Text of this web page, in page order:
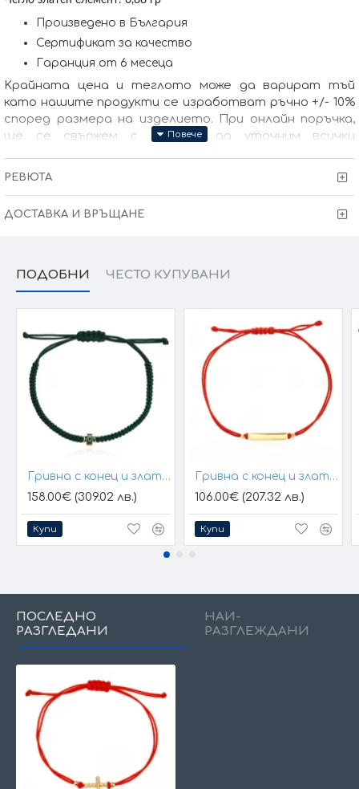
Произведено в България
Сертификат за качество
Гаранция от 6 месеца
Kрайната цена и теглото може да варират тъй
като нашите продукти се изработват ръчно +/- 10%
според размера на изделието. При онлайн поръчка,
ще се свържем с Вас, за да уточним всички
РЕВЮТА
ДОСТАВКА И ВРЪЩАНЕ
ПОДОБНИ ЧЕСТО КУПУВАНИ
Гривна с конец и златен елемент кръст
158.00€ (309.02 лв.)
Купи
Гривна с конец и златна плочка за гравиране
106.00€ (207.32 лв.)
Купи
ПОСЛЕДНО
РАЗГЛЕДАНИ
НАЙ-
РАЗГЛЕЖДАНИ